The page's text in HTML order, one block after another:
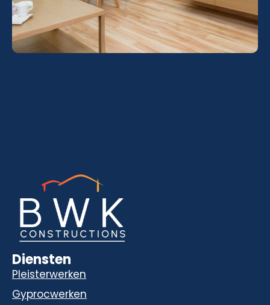
Diensten
Pleisterwerken
Gyprocwerken